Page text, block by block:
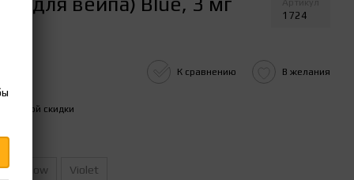
1724
К сравнению В желания
скидки
Yellow Violet